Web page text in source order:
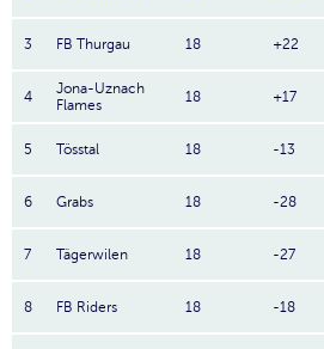
3 FB Thurgau 18 +22
4
Jona-Uznach
Flames
18 +17
5 Tösstal 18 -13
6 Grabs 18 -28
7 Tägerwilen 18 -27
8 FB Riders 18 -18